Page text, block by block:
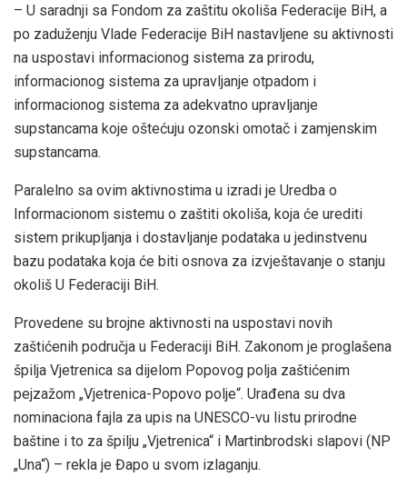
– U saradnji sa Fondom za zaštitu okoliša Federacije BiH, a
po zaduženju Vlade Federacije BiH nastavljene su aktivnosti
na uspostavi informacionog sistema za prirodu,
informacionog sistema za upravljanje otpadom i
informacionog sistema za adekvatno upravljanje
supstancama koje oštećuju ozonski omotač i zamjenskim
supstancama.
Paralelno sa ovim aktivnostima u izradi je Uredba o
Informacionom sistemu o zaštiti okoliša, koja će urediti
sistem prikupljanja i dostavljanje podataka u jedinstvenu
bazu podataka koja će biti osnova za izvještavanje o stanju
okoliš U Federaciji BiH.
Provedene su brojne aktivnosti na uspostavi novih
zaštićenih područja u Federaciji BiH. Zakonom je proglašena
špilja Vjetrenica sa dijelom Popovog polja zaštićenim
pejzažom „Vjetrenica-Popovo polje“. Urađena su dva
nominaciona fajla za upis na UNESCO-vu listu prirodne
baštine i to za špilju „Vjetrenica“ i Martinbrodski slapovi (NP
„Una“) – rekla je Đapo u svom izlaganju.